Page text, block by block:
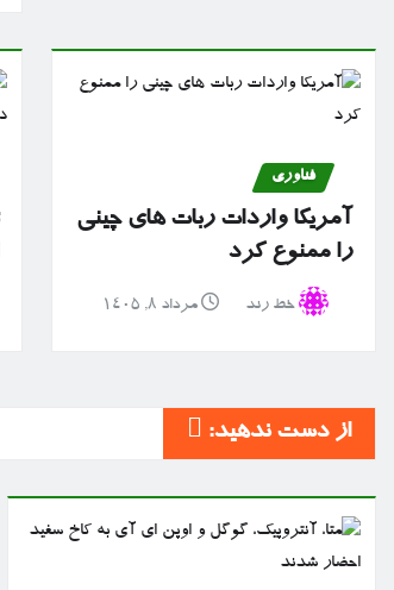
فناوری
آمریکا واردات ربات های چینی
را ممنوع کرد
خط رند مرداد ۸, ۱۴۰۵
از دست ندهید: